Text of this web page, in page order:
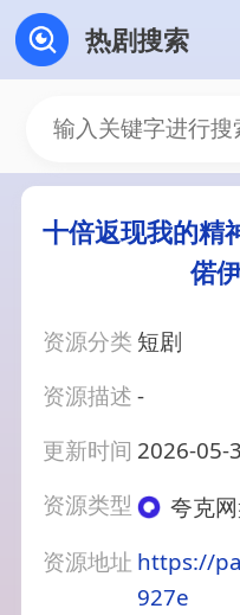
热剧搜索
十倍返现我的精
偌
资源分类 短剧
资源描述-
更新时间 2026-05-
资源类型
夸克
资源地址 https://
927e